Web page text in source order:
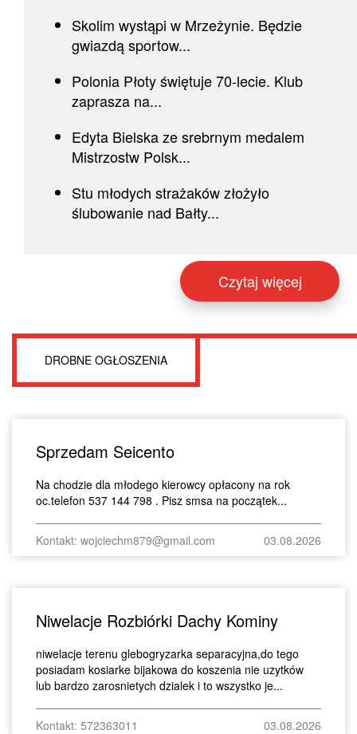
Skolim wystąpi w Mrzeżynie. Będzie
gwiazdą sportow...
Polonia Płoty świętuje 70-lecie. Klub
zaprasza na...
Edyta Bielska ze srebrnym medalem
Mistrzostw Polsk...
Stu młodych strażaków złożyło
ślubowanie nad Bałty...
Czytaj więcej
DROBNE OGŁOSZENIA
Sprzedam Seicento
Na chodzie dla młodego kierowcy opłacony na rok
oc.telefon 537 144 798 . Pisz smsa na początek...
Kontakt: wojciechm879@gmail.com 03.08.2026
Niwelacje Rozbiórki Dachy Kominy
niwelacje terenu glebogryzarka separacyjna,do tego
posiadam kosiarke bijakowa do koszenia nie uzytków
lub bardzo zarosnietych dzialek i to wszystko je...
Kontakt: 572363011 03.08.2026